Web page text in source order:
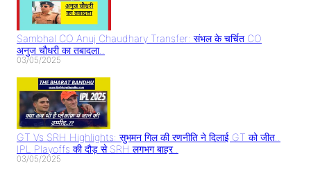
Sambhal CO Anuj Chaudhary Transfer: संभल के चर्चित CO
अनुज चौधरी का तबादला..
03/05/2025
GT Vs SRH Highlights: सुभमन गिल की रणनीति ने दिलाई GT को जीत..
IPL Playoffs की दौड़ से SRH लगभग बाहर..
03/05/2025